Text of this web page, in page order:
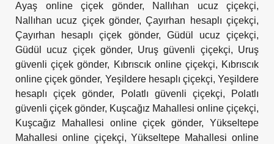
Ayaş online çiçek gönder, Nallıhan ucuz çiçekçi,
Nallıhan ucuz çiçek gönder,Çayırhan hesaplı çiçekçi,
Çayırhan hesaplı çiçek gönder, Güdül ucuz çiçekçi,
Güdül ucuz çiçek gönder, Uruş güvenli çiçekçi, Uruş
güvenli çiçek gönder, Kıbrıscık online çiçekçi, Kıbrıscık
online çiçek gönder, Yeşildere hesaplı çiçekçi,Yeşildere
hesaplı çiçek gönder, Polatlı güvenli çiçekçi,
Polatlı
güvenli çiçek gönder, Kuşcağız Mahallesi online çiçekçi,
Kuşcağız Mahallesi online çiçek gönder,Yükseltepe
Mahallesi online çiçekçi,Yükseltepe Mahallesi online